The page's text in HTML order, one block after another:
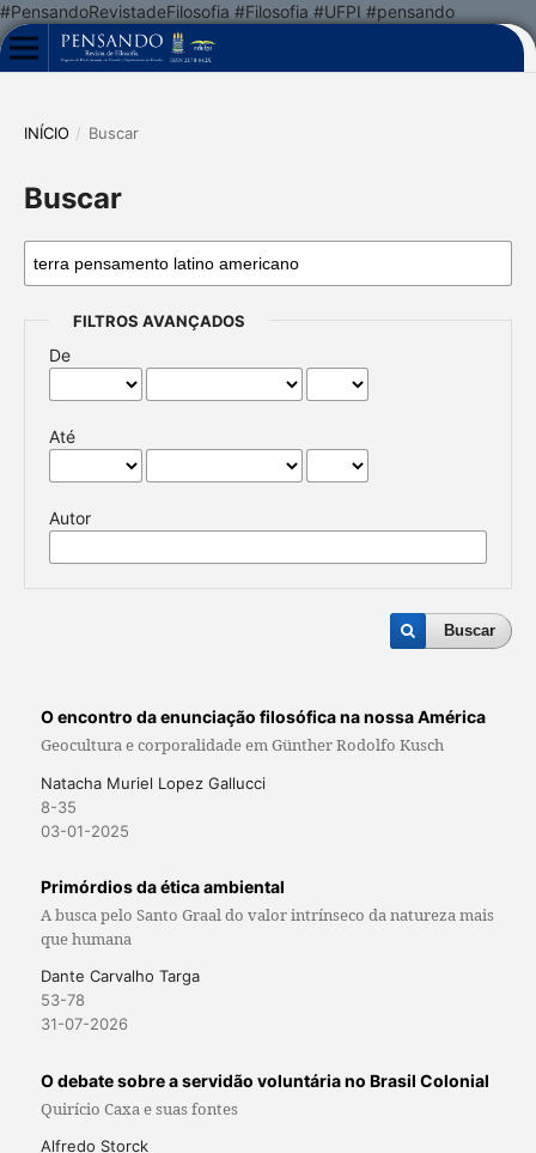
#PensandoRevistadeFilosofia #Filosofia #UFPI #pensando
INÍCIO / Buscar
Buscar
FILTROS AVANÇADOS
De
Até
Autor
Buscar
O encontro da enunciação filosófica na nossa América
Geocultura e corporalidade em Günther Rodolfo Kusch
Natacha Muriel Lopez Gallucci
8-35
03-01-2025
Primórdios da ética ambiental
A busca pelo Santo Graal do valor intrínseco da natureza mais
que humana
Dante Carvalho Targa
53-78
31-07-2026
O debate sobre a servidão voluntária no Brasil Colonial
Quirício Caxa e suas fontes
Alfredo Storck